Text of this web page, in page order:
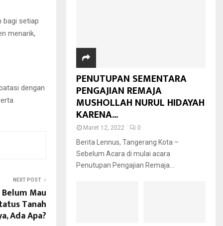
bagi setiap
menarik,
dengan
NEXT POST
Mau
Tanah
Ada Apa?
PENUTUPAN SEMENTARA
PENGAJIAN REMAJA
MUSHOLLAH NURUL HIDAYAH
KARENA...
Maret 12, 2022 0
Berita Lennus, Tangerang Kota –
Sebelum Acara di mulai acara
Penutupan Pengajian Remaja...